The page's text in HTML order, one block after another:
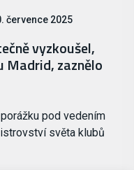
července 2025
vyzkoušel,
Madrid, zaznělo
pod vedením
světa klubů